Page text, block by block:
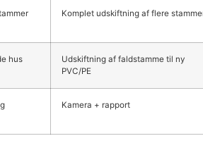
Komplet udskiftning af flere
hus
Udskiftning af faldstamme til ny
PVC/PE
Kamera + rapport